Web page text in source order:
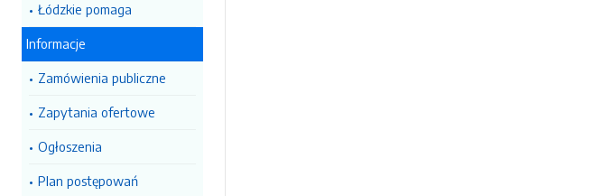
Łódzkie pomaga
Informacje
Zamówienia publiczne
Zapytania ofertowe
Ogłoszenia
Plan postępowań